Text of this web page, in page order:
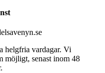
helgfria vardagar. Vi
möjligt, senast inom 48